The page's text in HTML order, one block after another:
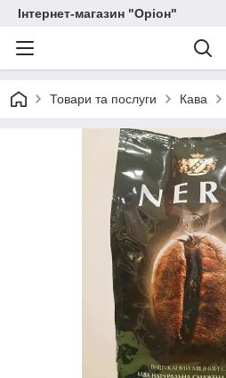
Інтернет-магазин "Оріон"
Товари та послуги Кава